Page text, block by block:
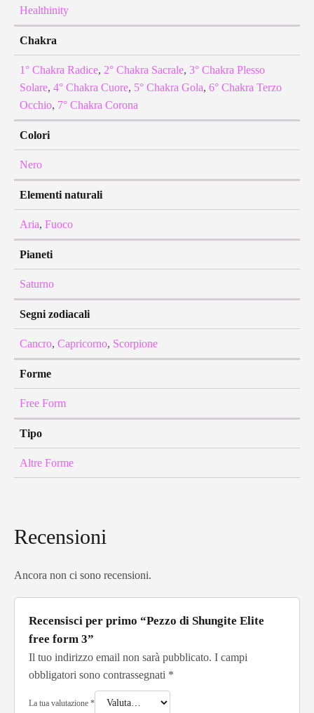
Healthinity
Chakra
1° Chakra Radice, 2° Chakra Sacrale, 3° Chakra Plesso
Solare, 4° Chakra Cuore, 5° Chakra Gola, 6° Chakra Terzo
Occhio, 7° Chakra Corona
Colori
Nero
Elementi naturali
Aria, Fuoco
Pianeti
Saturno
Segni zodiacali
Cancro, Capricorno, Scorpione
Forme
Free Form
Tipo
Altre Forme
Recensioni
Ancora non ci sono recensioni.
Recensisci per primo “Pezzo di Shungite Elite
free form 3”
Il tuo indirizzo email non sarà pubblicato. I campi
obbligatori sono contrassegnati *
La tua valutazione *